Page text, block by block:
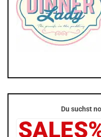
Du suchst